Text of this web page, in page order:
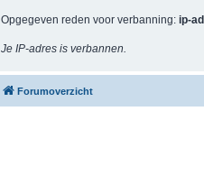
Opgegeven reden voor verbanning: ip-
Je IP-adres is verbannen.
Forumoverzicht